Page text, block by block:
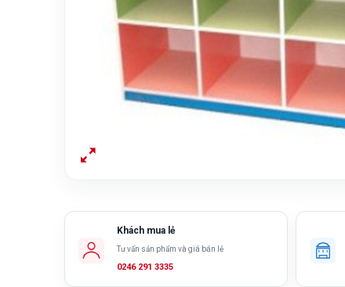
Khách mua lẻ
Tư vấn sản phẩm và giá bán lẻ
0246 291 3335